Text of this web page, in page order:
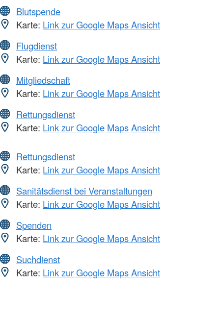
Blutspende
Karte: Link zur Google Maps Ansicht
Flugdienst
Karte: Link zur Google Maps Ansicht
Mitgliedschaft
Karte: Link zur Google Maps Ansicht
Rettungsdienst
Karte: Link zur Google Maps Ansicht
Rettungsdienst
Karte: Link zur Google Maps Ansicht
Sanitätsdienst bei Veranstaltungen
Karte: Link zur Google Maps Ansicht
Spenden
Karte: Link zur Google Maps Ansicht
Suchdienst
Karte: Link zur Google Maps Ansicht